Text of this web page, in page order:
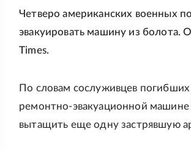
Четверо американских военных
эвакуировать машину из болота.
Times.
По словам сослуживцев
ремонтно-эвакуационной
вытащить еще одну застрявшую